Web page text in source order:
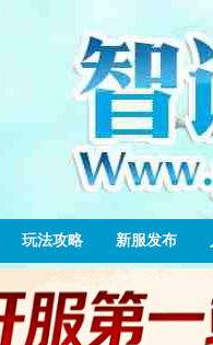
玩法攻略 新服发布